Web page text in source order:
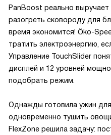
PanBoost реально
разогреть сковороду для
время экономится! Öko-
тратить электроэнергию,
Управление TouchSlider
дисплей и 12 уровней
подобрать режим.
Однажды готовила ужин
одновременно тушить
FlexZone решила задачу: